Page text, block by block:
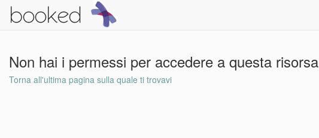
Non hai i permessi per accedere a questa risorsa
Torna all'ultima pagina sulla quale ti trovavi